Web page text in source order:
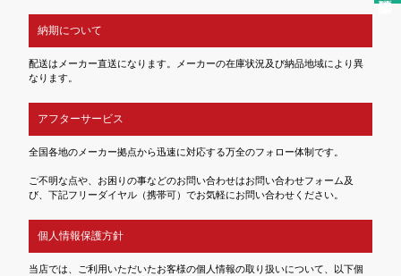
納期について
配送はメーカー直送になります。メーカーの在庫状況及び納品地域により異
なります。
アフターサービス
全国各地のメーカー拠点から迅速に対応する万全のフォロー体制です。
ご不明な点や、お困りの事などのお問い合わせはお問い合わせフォーム及
び、下記フリーダイヤル（携帯可）でお気軽にお問い合わせください。
個人情報保護方針
当店では、ご利用いただいたお客様の個人情報の取り扱いについて、以下個